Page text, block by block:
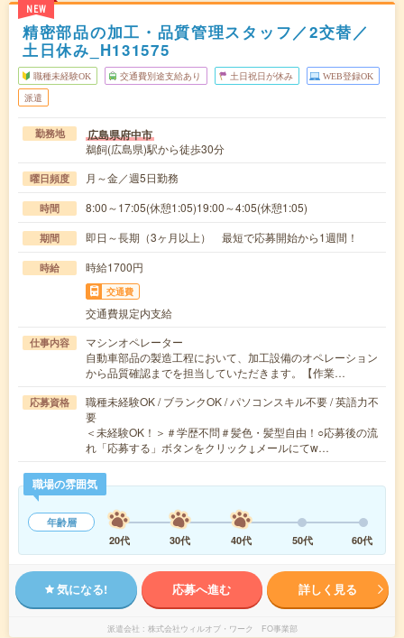
NEW
精密部品の加工・品質管理スタッフ／2交替／
土日休み_H131575
職種未経験OK 交通費別途支給あり 土日祝日が休み WEB登録OK
派遣
勤務地 広島県府中市
鵜飼(広島県)駅から徒歩30分
曜日頻度 月～金／週5日勤務
時間 8:00～17:05(休憩1:05)19:00～4:05(休憩1:05)
期間 即日～長期（3ヶ月以上） 最短で応募開始から1週間！
時給 時給1700円
交通費
交通費規定内支給
仕事内容
マシンオペレーター
自動車部品の製造工程において、加工設備のオペレーション
から品質確認までを担当していただきます。【作業…
応募資格
職種未経験OK / ブランクOK / パソコンスキル不要 / 英語力不
要
＜未経験OK！＞＃学歴不問＃髪色・髪型自由！○応募後の流
れ「応募する」ボタンをクリック↓メールにてw…
職場の雰囲気
年齢層
20代
30代 40代 50代 60代
気になる! 応募へ進む 詳しく見る
派遣会社 株式会社ウィルオブ・ワーク FO事業部